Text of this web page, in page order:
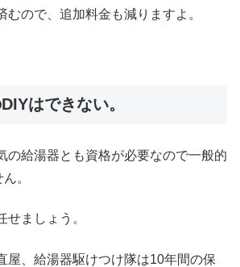
むので、追加料金も減りますよ。
はできない。
の給湯器とも資格が必要なので一般的
。
せましょう。
屋、給湯器駆けつけ隊は10年間の保